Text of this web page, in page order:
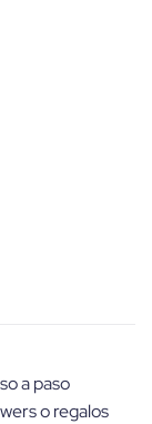
a paso
o regalos